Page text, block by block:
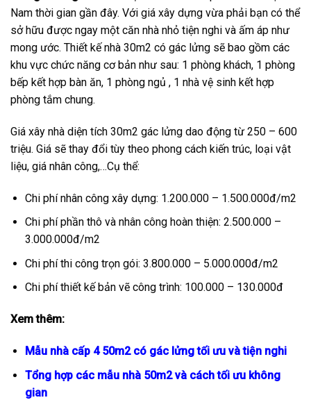
Nam thời gian gần đây. Với giá xây dựng vừa phải bạn có thể
sở hữu được ngay một căn nhà nhỏ tiện nghi và ấm áp như
mong ước. Thiết kế nhà 30m2 có gác lửng sẽ bao gồm các
khu vực chức năng cơ bản như sau: 1 phòng khách, 1 phòng
bếp kết hợp bàn ăn, 1 phòng ngủ , 1 nhà vệ sinh kết hợp
phòng tắm chung.
Giá xây nhà diện tích 30m2 gác lửng dao động từ 250 – 600
triệu. Giá sẽ thay đổi tùy theo phong cách kiến trúc, loại vật
liệu, giá nhân công,…Cụ thể:
Chi phí nhân công xây dựng: 1.200.000 – 1.500.000đ/m2
Chi phí phần thô và nhân công hoàn thiện: 2.500.000 –
3.000.000đ/m2
Chi phí thi công trọn gói: 3.800.000 – 5.000.000đ/m2
Chi phí thiết kế bản vẽ công trình: 100.000 – 130.000đ
Xem thêm:
Mẫu nhà cấp 4 50m2 có gác lửng tối ưu và tiện nghi
Tổng hợp các mẫu nhà 50m2 và cách tối ưu không
gian